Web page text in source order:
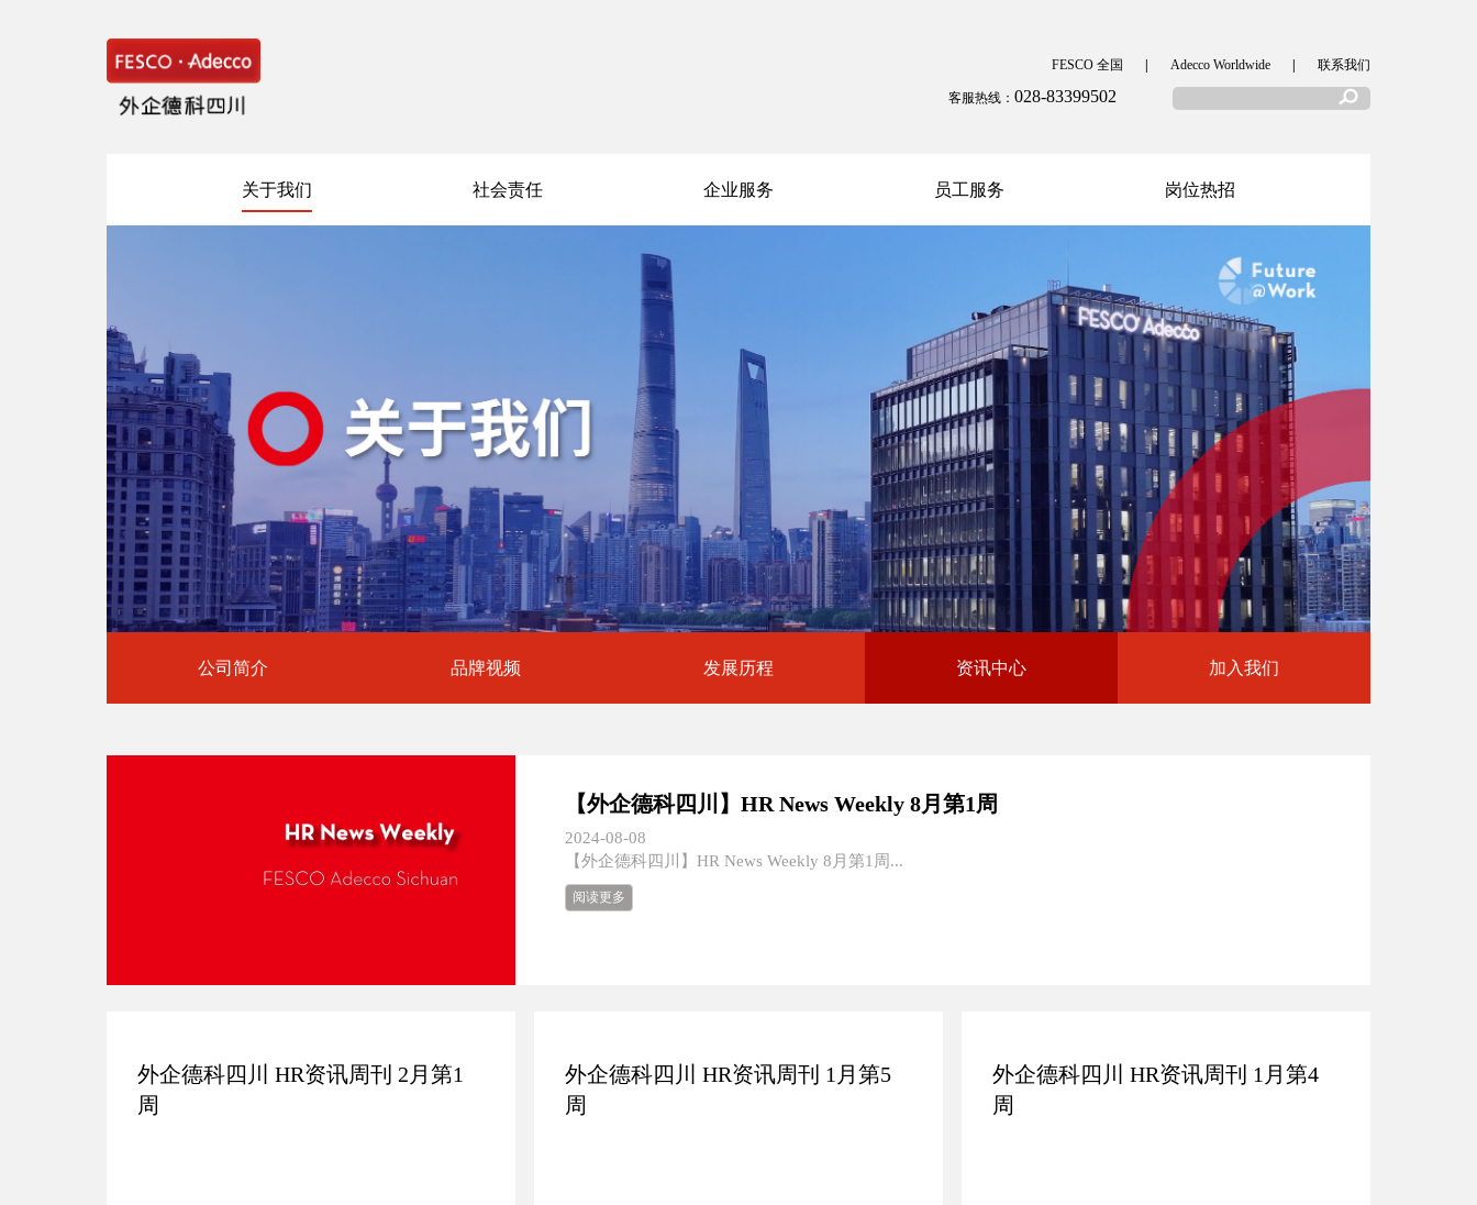
FESCO 全国 Adecco Worldwide 联系我们
客服热线： 028-83399502
关于我们 社会责任 企业服务 员工服务 岗位热招
公司简介 品牌视频 发展历程 资讯中心 加入我们
【外企德科四川】HR News Weekly 8月第1周
2024-08-08
【外企德科四川】HR News Weekly 8月第1周...
阅读更多
外企德科四川 HR资讯周刊 2月第1
周
外企德科四川 HR资讯周刊 1月第5
周
外企德科四川 HR资讯周刊 1月第4
周